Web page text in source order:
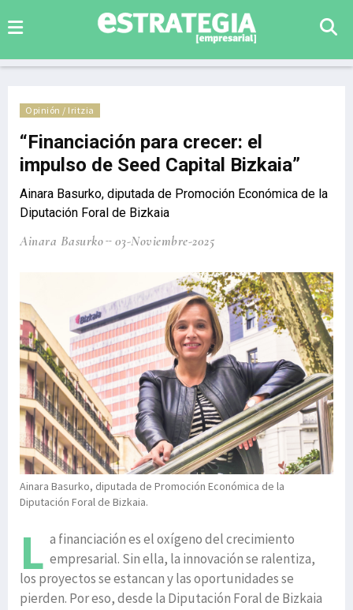
Opinión / Iritzia
“Financiación para crecer: el
impulso de Seed Capital Bizkaia”
Ainara Basurko, diputada de Promoción Económica de la
Diputación Foral de Bizkaia
Ainara Basurko 03-Noviembre-2025
Ainara Basurko, diputada de Promoción Económica de la
Diputación Foral de Bizkaia.
L a financiación es el oxígeno del crecimiento
empresarial. Sin ella, la innovación se ralentiza,
los proyectos se estancan y las oportunidades se
pierden. Por eso, desde la Diputación Foral de Bizkaia